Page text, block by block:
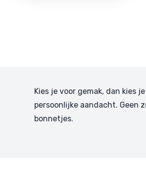
Kies je voor gemak, dan kies
persoonlijke aandacht. Geen
bonnetjes.